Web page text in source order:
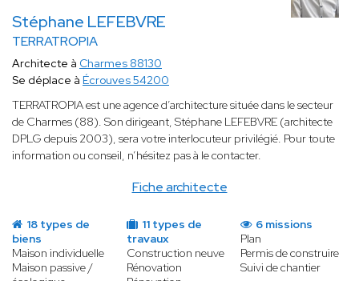
Stéphane LEFEBVRE
TERRATROPIA
Fiche architecte
Architecte à Charmes 88130
Se déplace à Écrouves 54200
TERRATROPIA est une agence d’architecture située dans le secteur
de Charmes (88). Son dirigeant, Stéphane LEFEBVRE (architecte
DPLG depuis 2003), sera votre interlocuteur privilégié. Pour toute
information ou conseil, n’hésitez pas à le contacter.
18 types de
biens
Maison individuelle
Maison passive /
11 types de
travaux
Construction neuve
Rénovation
6 missions
Plan
Permis de construire
Suivi de chantier